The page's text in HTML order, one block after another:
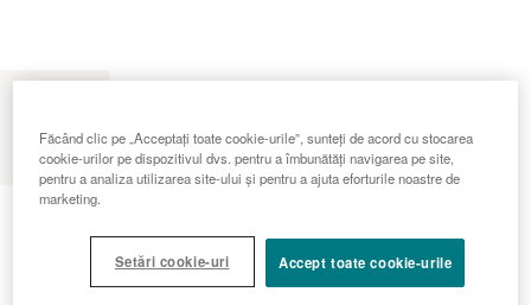
Boli cardiovasculare
INTRODUCERE
Făcând clic pe „Acceptați toate cookie-urile”, sunteți de acord cu stocarea
cookie-urilor pe dispozitivul dvs. pentru a îmbunătăți navigarea pe site,
pentru a analiza utilizarea site-ului și pentru a ajuta eforturile noastre de
marketing.
Setări cookie-uri Accept toate cookie-urile